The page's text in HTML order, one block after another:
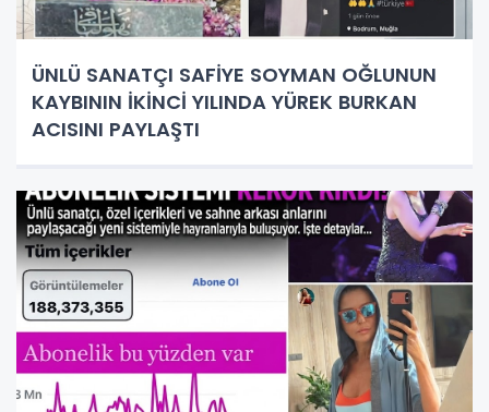
ÜNLÜ SANATÇI SAFİYE SOYMAN OĞLUNUN
KAYBININ İKİNCİ YILINDA YÜREK BURKAN
ACISINI PAYLAŞTI